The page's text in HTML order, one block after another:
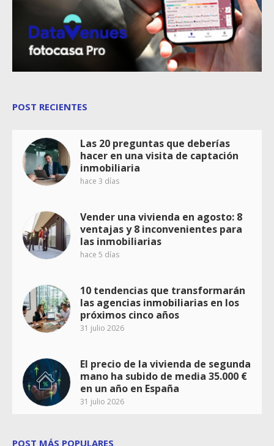
POST RECIENTES
Las 20 preguntas que deberías
hacer en una visita de captación
inmobiliaria
hace 3 días
Vender una vivienda en agosto: 8
ventajas y 8 inconvenientes para
las inmobiliarias
hace 5 días
10 tendencias que transformarán
las agencias inmobiliarias en los
próximos cinco años
31 julio 2026
El precio de la vivienda de segunda
mano ha subido de media 35.000 €
en un año en España
31 julio 2026
POST MÁS POPULARES